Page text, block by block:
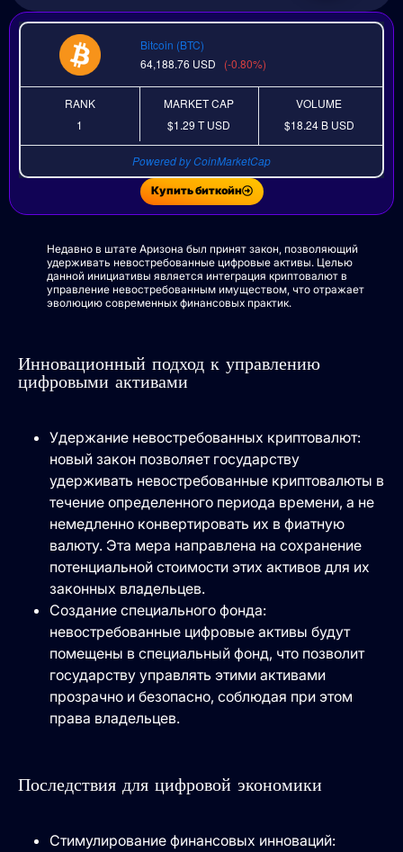
Bitcoin (BTC)
64,188.76 USD (-0.80%)
RANK
1
MARKET CAP
$1.29 TUSD
VOLUME
$18.24 B USD
Powered by CoinMarketCap
Купить биткойн
Недавно в штате Аризона был принят закон, позволяющий
удерживать невостребованные цифровые активы. Целью
данной инициативы является интеграция криптовалют в
управление невостребованным имуществом, что отражает
эволюцию современных финансовых практик.
Инновационный подход к управлению
цифровыми активами
Удержание невостребованных криптовалют:
новый закон позволяет государству
удерживать невостребованные криптовалюты в
течение определенного периода времени, а не
немедленно конвертировать их в фиатную
валюту. Эта мера направлена ​​на сохранение
потенциальной стоимости этих активов для их
законных владельцев.
Создание специального фонда:
невостребованные цифровые активы будут
помещены в специальный фонд, что позволит
государству управлять этими активами
прозрачно и безопасно, соблюдая при этом
права владельцев.
Последствия для цифровой экономики
Стимулирование финансовых инноваций: